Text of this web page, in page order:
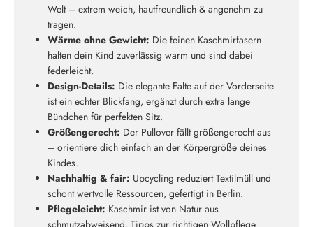
Welt – extrem weich, hautfreundlich & angenehm zu
tragen.
Wärme ohne Gewicht: Die feinen Kaschmirfasern
halten dein Kind zuverlässig warm und sind dabei
federleicht.
Design-Details: Die elegante Falte auf der Vorderseite
ist ein echter Blickfang, ergänzt durch extra lange
Bündchen für perfekten Sitz.
Größengerecht: Der Pullover fällt größengerecht aus
– orientiere dich einfach an der Körpergröße deines
Kindes.
Nachhaltig & fair: Upcycling reduziert Textilmüll und
schont wertvolle Ressourcen, gefertigt in Berlin.
Pflegeleicht: Kaschmir ist von Natur aus
Melde dich jetzt für unseren Newsletter an und erhalte einen 10%
Willkommensrabatt auf deine erste Bestellung